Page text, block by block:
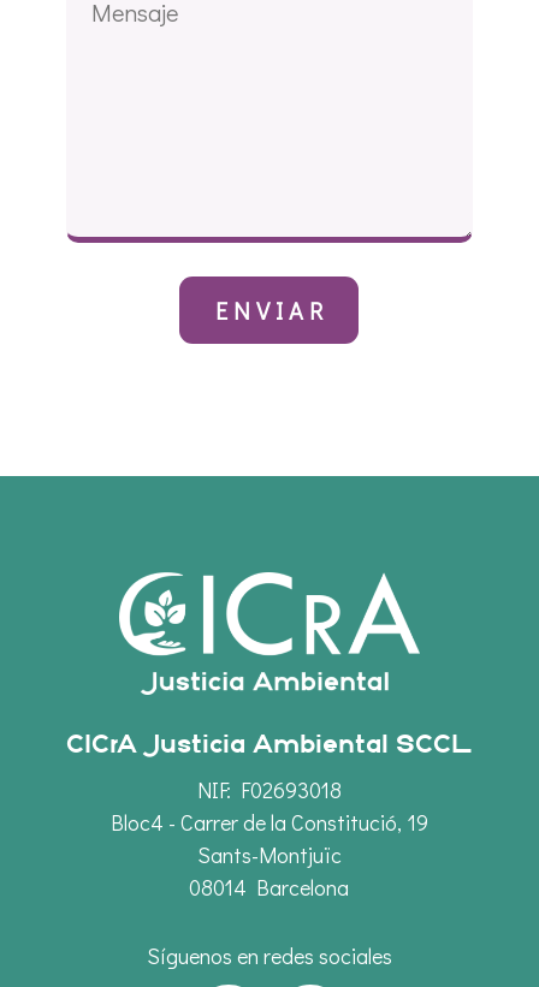
CICrA Justicia Ambiental SCCL
NIF: F02693018
Bloc4 - Carrer de la Constitució, 19
Sants-Montjuïc
08014 Barcelona
Síguenos en redes sociales